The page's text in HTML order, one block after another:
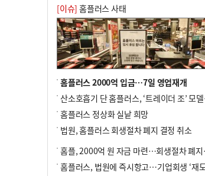
10 경위 이하 경찰 하위직 ‘중수청 러시’ 전
망…檢 기피와 대조
[이슈] 홈플러스 사태
홈플러스 2000억 입금…7일 영업재개
산소
홈플러스 정상화 실낱 희망
법원, 홈플러스 회생절차 폐지 결정 취소
홈플,